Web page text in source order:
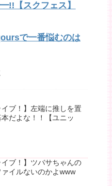
スクフェス】
で一番悩むのは
イブ！】左端に推しを置
本だよな！！【ユニッ
イブ！】ツバサちゃんの
ァイルないのかよwww